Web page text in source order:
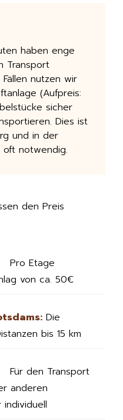
haben enge
Transport
nutzen wir
(Aufpreis:
sicher
Dies ist
und in der
oft notwendig.
den Preis
Pro Etage
von ca. 50€
Die
bis 15 km
Für den Transport
anderen
individuell